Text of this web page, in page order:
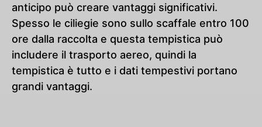
anticipo può creare vantaggi significativi.
Spesso le ciliegie sono sullo scaffale entro 100
ore dalla raccolta e questa tempistica può
includere il trasporto aereo, quindi la
tempistica è tutto e i dati tempestivi portano
grandi vantaggi.